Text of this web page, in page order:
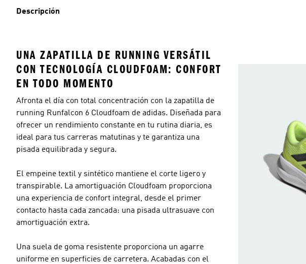
Descripción
UNA ZAPATILLA DE RUNNING VERSÁTIL
CON TECNOLOGÍA CLOUDFOAM: CONFORT
EN TODO MOMENTO
Afronta el día con total concentración con la zapatilla de
running Runfalcon 6 Cloudfoam de adidas. Diseñada para
ofrecer un rendimiento constante en tu rutina diaria, es
ideal para tus carreras matutinas y te garantiza una
pisada equilibrada y segura.
El empeine textil y sintético mantiene el corte ligero y
transpirable. La amortiguación Cloudfoam proporciona
una experiencia de confort integral, desde el primer
contacto hasta cada zancada: una pisada ultrasuave con
amortiguación extra.
Una suela de goma resistente proporciona un agarre
uniforme en superficies de carretera. Acabadas con el